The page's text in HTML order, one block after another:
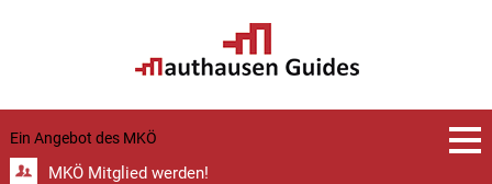
Ein Angebot des MKÖ
MKÖ Mitglied werden!